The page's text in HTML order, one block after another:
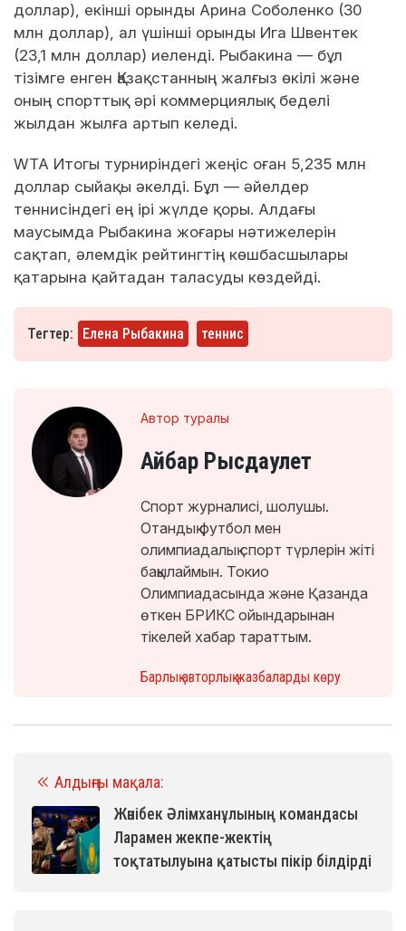
доллар), екінші орынды Арина Соболенко (30
млн доллар), ал үшінші орынды Ига Швентек
(23,1 млн доллар) иеленді. Рыбакина — бұл
тізімге енген Қазақстанның жалғыз өкілі және
оның спорттық әрі коммерциялық беделі
жылдан жылға артып келеді.
WTA Итогы турниріндегі жеңіс оған 5,235 млн
доллар сыйақы әкелді. Бұл — әйелдер
теннисіндегі ең ірі жүлде қоры. Алдағы
маусымда Рыбакина жоғары нәтижелерін
сақтап, әлемдік рейтингтің көшбасшылары
қатарына қайтадан таласуды көздейді.
Тегтер: Елена Рыбакина теннис
Автор туралы
Айбар Рысдаулет
Спорт журналисі, шолушы.
Отандық футбол мен
олимпиадалық спорт түрлерін жіті
бақылаймын. Токио
Олимпиадасында және Қазанда
өткен БРИКС ойындарынан
тікелей хабар тараттым.
Барлық авторлық жазбаларды көру
Алдыңғы мақала:
Жәнібек Әлімханұлының командасы
Ларамен жекпе-жектің
тоқтатылуына қатысты пікір білдірді